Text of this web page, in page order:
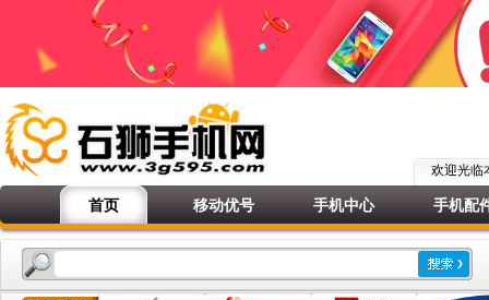
欢迎光
首页 移动优号 手机中心 手机配